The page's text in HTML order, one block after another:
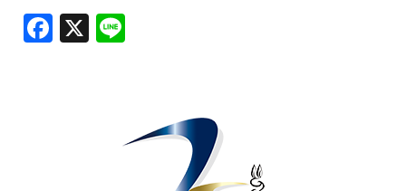
F
a
X